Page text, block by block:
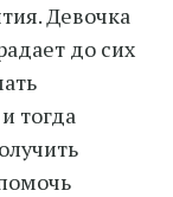
Девочка
до сих
тогда